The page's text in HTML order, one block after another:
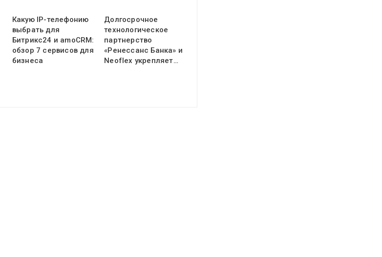
Какую IP-телефонию
выбрать для
Битрикс24 и amoCRM:
обзор 7 сервисов для
бизнеса
Долгосрочное
технологическое
партнерство
«Ренессанс Банка» и
Neoflex укрепляет…